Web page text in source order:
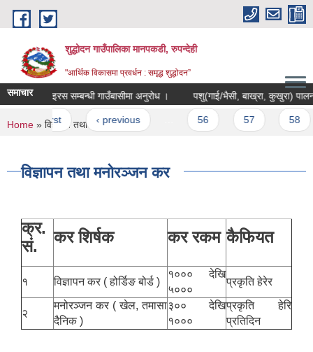
Skip to main content
शुद्धोदन गाउँपालिका मानपकडी, रुपन्देही
"आर्थिक विकासमा प्रवर्धन : समृद्ध शुद्धोदन”
समाचारभाइरस सम्बन्धी गाउँबासीमा अनुरोध । पशु(गाई/भैसी, बाख्रा, कुखुरा) पालन
‹ previous
You are here
Home » विज्ञापन तथा मनोरञ्जन कर
विज्ञापन तथा मनोरञ्जन कर
क्र.
सं.
कर शिर्षक कर रकम कैफियत
१ विज्ञापन कर ( होर्डिङ बोर्ड )
१००० देखि
५०००
प्रकृति हेरेर
२
मनोरञ्जन कर ( खेल, तमासा
दैनिक )
३०० देखि
१०००
प्रकृति हेरि
प्रतिदिन